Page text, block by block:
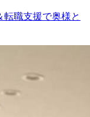
職支援で奥様と